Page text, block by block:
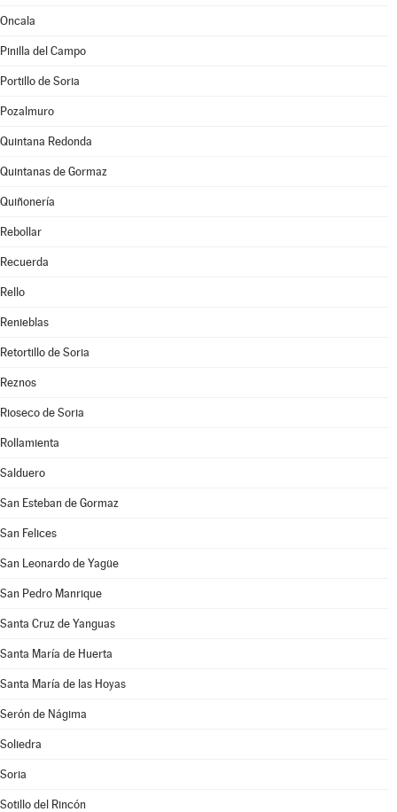
Oncala
Pinilla del Campo
Portillo de Soria
Pozalmuro
Quintana Redonda
Quintanas de Gormaz
Quiñonería
Rebollar
Recuerda
Rello
Renieblas
Retortillo de Soria
Reznos
Rioseco de Soria
Rollamienta
Salduero
San Esteban de Gormaz
San Felices
San Leonardo de Yagüe
San Pedro Manrique
Santa Cruz de Yanguas
Santa María de Huerta
Santa María de las Hoyas
Serón de Nágima
Soliedra
Soria
Sotillo del Rincón